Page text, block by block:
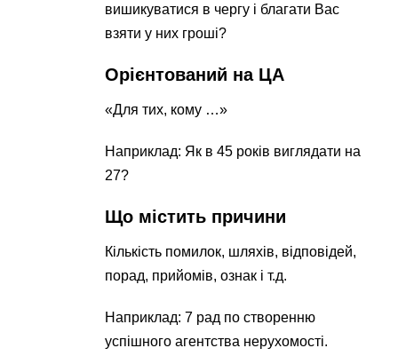
вишикуватися в чергу і благати Вас
взяти у них гроші?
Орієнтований на ЦА
«Для тих, кому …»
Наприклад: Як в 45 років виглядати на
27?
Що містить причини
Кількість помилок, шляхів, відповідей,
порад, прийомів, ознак і т.д.
Наприклад: 7 рад по створенню
успішного агентства нерухомості.